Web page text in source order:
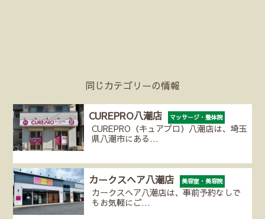
同じカテゴリーの情報
CUREPRO八潮店 マッサージ・整体院
CUREPRO（キュアプロ）八潮店は、埼玉
県八潮市にある…
カークスヘア八潮店 美容室・美容院
カークスヘア八潮店は、事前予約なしで
もお気軽にご…